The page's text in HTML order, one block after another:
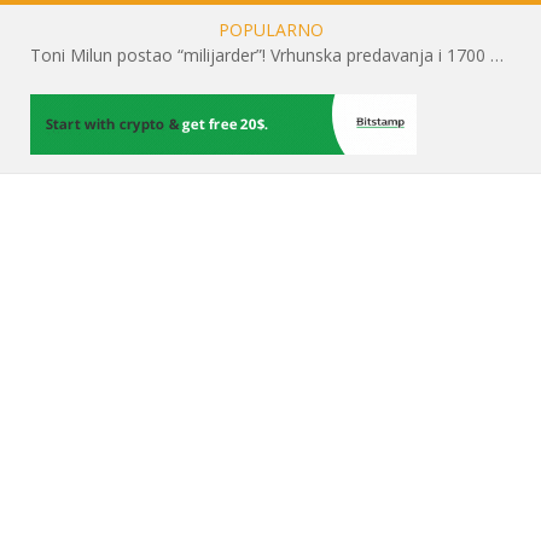
POPULARNO
Toni Milun postao “milijarder”! Vrhunska predavanja i 1700 posjetitelja obilježili su mjesec financijske pismenosti